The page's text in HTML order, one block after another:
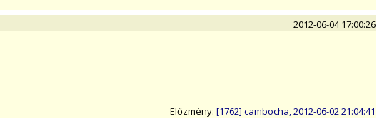
2012-06-04 17:00:26
Előzmény: [1762] cambocha, 2012-06-02 21:04:41